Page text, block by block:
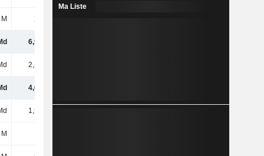
263 M
6,91 Md
2,25 Md
4,67 Md
1,52 Md
Ma Liste